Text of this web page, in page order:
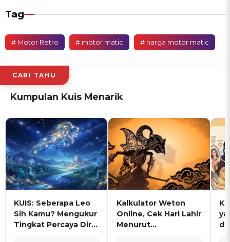
Tag
# Motor Retro # motor matic # harga motor matic
CARI TAHU
Kumpulan Kuis Menarik
KUIS: Seberapa Leo
Sih Kamu? Mengukur
Tingkat Percaya Diri
Kalkulator Weton
Online, Cek Hari Lahir
Menurut